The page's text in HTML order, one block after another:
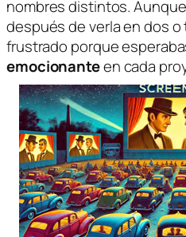
nombres distintos.
después de verla en dos
frustrado porque
emocionanteen cada